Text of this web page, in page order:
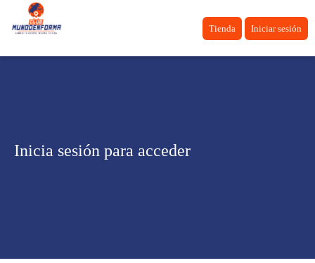
Tienda Iniciar sesión
Inicia sesión para acceder